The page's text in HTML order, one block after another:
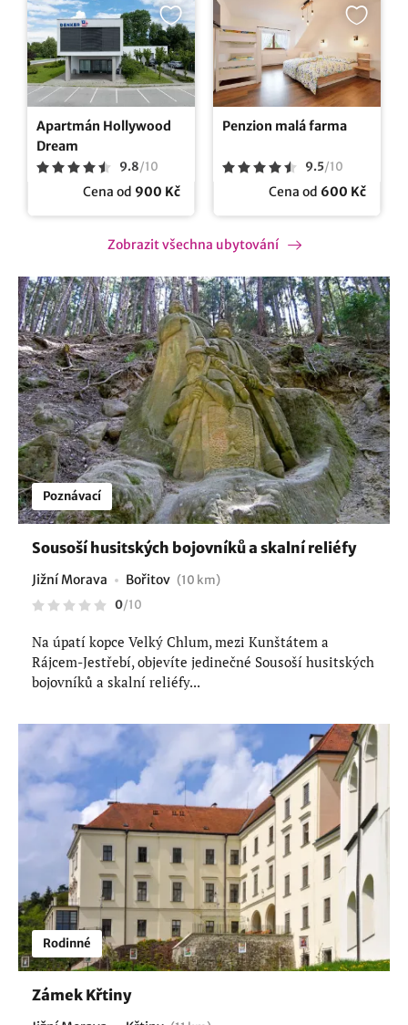
Apartmán Hollywood
Dream
9.8/10
Cena od 900 Kč
Penzion malá farma
9.5/10
Cena od 600 Kč
Zobrazit všechna ubytování
Poznávací
Sousoší husitských bojovníků a skalní reliéfy
Jižní Morava Bořitov (10 km)
0/10
Na úpatí kopce Velký Chlum, mezi Kunštátem a
Rájcem-Jestřebí, objevíte jedinečné Sousoší husitských
bojovníků a skalní reliéfy...
Rodinné
Zámek Křtiny